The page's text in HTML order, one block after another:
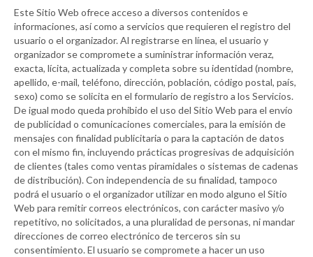
Este Sitio Web ofrece acceso a diversos contenidos e
informaciones, así como a servicios que requieren el registro del
usuario o el organizador. Al registrarse en línea, el usuario y
organizador se compromete a suministrar información veraz,
exacta, lícita, actualizada y completa sobre su identidad (nombre,
apellido, e-mail, teléfono, dirección, población, código postal, país,
sexo) como se solicita en el formulario de registro a los Servicios.
De igual modo queda prohibido el uso del Sitio Web para el envío
de publicidad o comunicaciones comerciales, para la emisión de
mensajes con finalidad publicitaria o para la captación de datos
con el mismo fin, incluyendo prácticas progresivas de adquisición
de clientes (tales como ventas piramidales o sistemas de cadenas
de distribución). Con independencia de su finalidad, tampoco
podrá el usuario o el organizador utilizar en modo alguno el Sitio
Web para remitir correos electrónicos, con carácter masivo y/o
repetitivo, no solicitados, a una pluralidad de personas, ni mandar
direcciones de correo electrónico de terceros sin su
consentimiento. El usuario se compromete a hacer un uso